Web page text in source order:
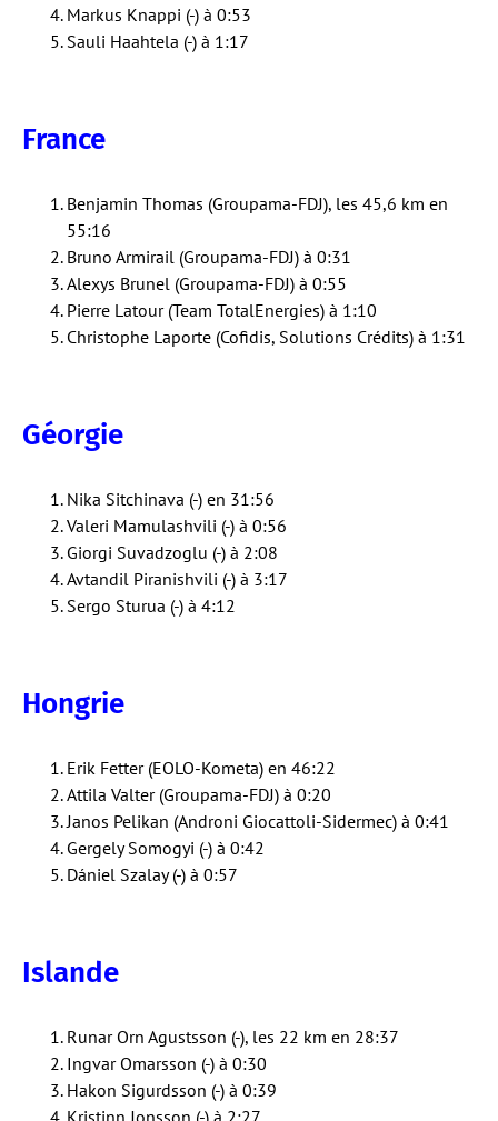
Markus Knappi (-) à 0:53
Sauli Haahtela (-) à 1:17
France
Benjamin Thomas (Groupama-FDJ), les 45,6 km en
55:16
Bruno Armirail (Groupama-FDJ) à 0:31
Alexys Brunel (Groupama-FDJ) à 0:55
Pierre Latour (Team TotalEnergies) à 1:10
Christophe Laporte (Cofidis, Solutions Crédits) à 1:31
Géorgie
Nika Sitchinava (-) en 31:56
Valeri Mamulashvili (-) à 0:56
Giorgi Suvadzoglu (-) à 2:08
Avtandil Piranishvili (-) à 3:17
Sergo Sturua (-) à 4:12
Hongrie
Erik Fetter (EOLO-Kometa) en 46:22
Attila Valter (Groupama-FDJ) à 0:20
Janos Pelikan (Androni Giocattoli-Sidermec) à 0:41
Gergely Somogyi (-) à 0:42
Dániel Szalay (-) à 0:57
Islande
Runar Orn Agustsson (-), les 22 km en 28:37
Ingvar Omarsson (-) à 0:30
Hakon Sigurdsson (-) à 0:39
Kristinn Jonsson (-) à 2:27